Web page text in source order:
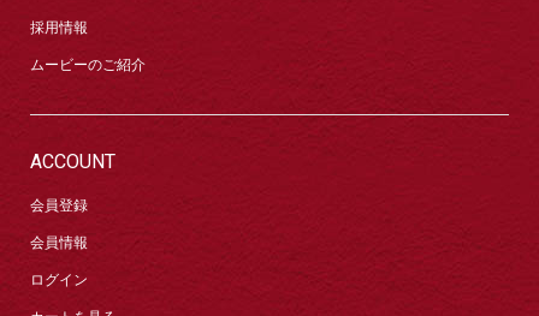
採用情報
ムービーのご紹介
ACCOUNT
会員登録
会員情報
ログイン